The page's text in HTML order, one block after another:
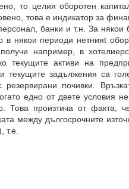
то целия оборотен
това е индикатор за
банки и т.н. За
някои периоди нетнияt
например, в
текущите активи на
текущите задължения са
почивки.
едно от двете условия
Това произтича от факта,
между дългосрочните
т.е.